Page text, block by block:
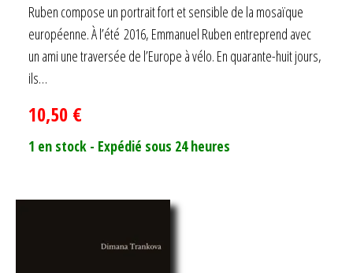
Ruben compose un portrait fort et sensible de la mosaïque
européenne. À l’été 2016, Emmanuel Ruben entreprend avec
un ami une traversée de l’Europe à vélo. En quarante-huit jours,
ils…
10,50 €
1 en stock - Expédié sous 24 heures